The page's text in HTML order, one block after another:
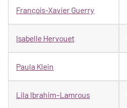
François-Xavier Guerry
Isabelle Hervouet
Paula Klein
Lila Ibrahim-Lamrous